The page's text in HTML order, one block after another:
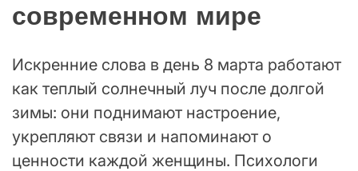
современном мире
Искренние слова в день 8 марта работают
как теплый солнечный луч после долгой
зимы: они поднимают настроение,
укрепляют связи и напоминают о
ценности каждой женщины. Психологи